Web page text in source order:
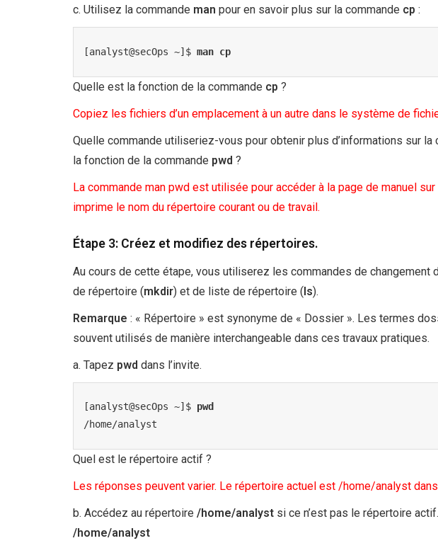
c. Utilisez la commande man pour en savoir plus sur la commande cp :
[analyst@secOps ~]$ man cp
Quelle est la fonction de la commande cp ?
Copiez les fichiers d’un emplacement à un autre dans le système de
Quelle commande utiliseriez-vous pour obtenir plus d’informations sur la
la fonction de la commande pwd ?
La commande man pwd est utilisée pour accéder à la page de manuel
imprime le nom du répertoire courant ou de travail.
Étape 3: Créez et modifiez des répertoires.
Au cours de cette étape, vous utiliserez les commandes de changement
de répertoire (mkdir) et de liste de répertoire (ls).
Remarque : « Répertoire » est synonyme de « Dossier ». Les termes
souvent utilisés de manière interchangeable dans ces travaux pratiques.
a. Tapez pwd dans l’invite.
[analyst@secOps ~]$ pwd
/home/analyst
Quel est le répertoire actif ?
Les réponses peuvent varier. Le répertoire actuel est /home/analyst
b. Accédez au répertoire /home/analyst si ce n’est pas le répertoire
/home/analyst